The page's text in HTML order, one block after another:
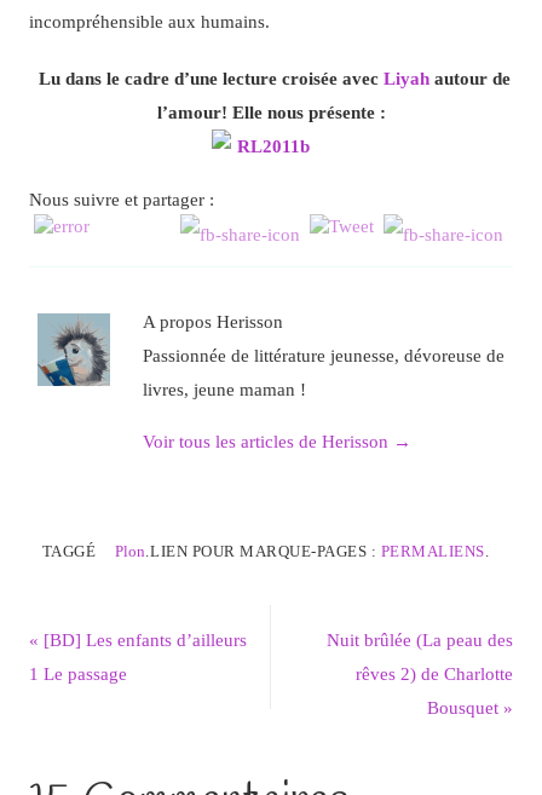
incompréhensible aux humains.
Lu dans le cadre d’une lecture croisée avec Liyahautour de
l’amour! Elle nous présente :
Nous suivre et partager :
A propos Herisson
Passionnée de littérature jeunesse, dévoreuse de
livres, jeune maman !
Voir tous les articles de Herisson →
TAGGÉ Plon LIEN POUR MARQUE-PAGES : PERMALIENS
« [BD] Les enfants d’ailleurs
1 Le passage
Nuit brûlée (La peau des
rêves 2) de Charlotte
Bousquet»